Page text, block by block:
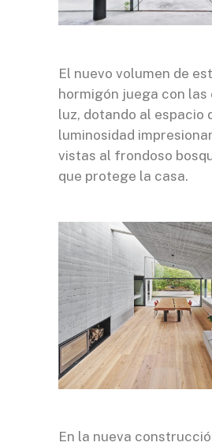
El nuevo volumen de
hormigón juega con las
luz, dotando al espacio
luminosidad
vistas al frondoso
que protege la casa.
En la nueva